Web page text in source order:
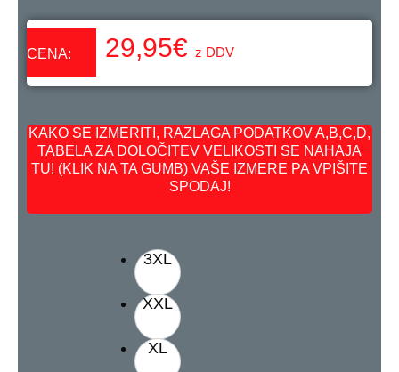
CENA: 29,95€ z DDV
KAKO SE IZMERITI, RAZLAGA PODATKOV A,B,C,D,
TABELA ZA DOLOČITEV VELIKOSTI SE NAHAJA
TU! (KLIK NA TA GUMB) VAŠE IZMERE PA VPIŠITE
SPODAJ!
3XL
XXL
XL